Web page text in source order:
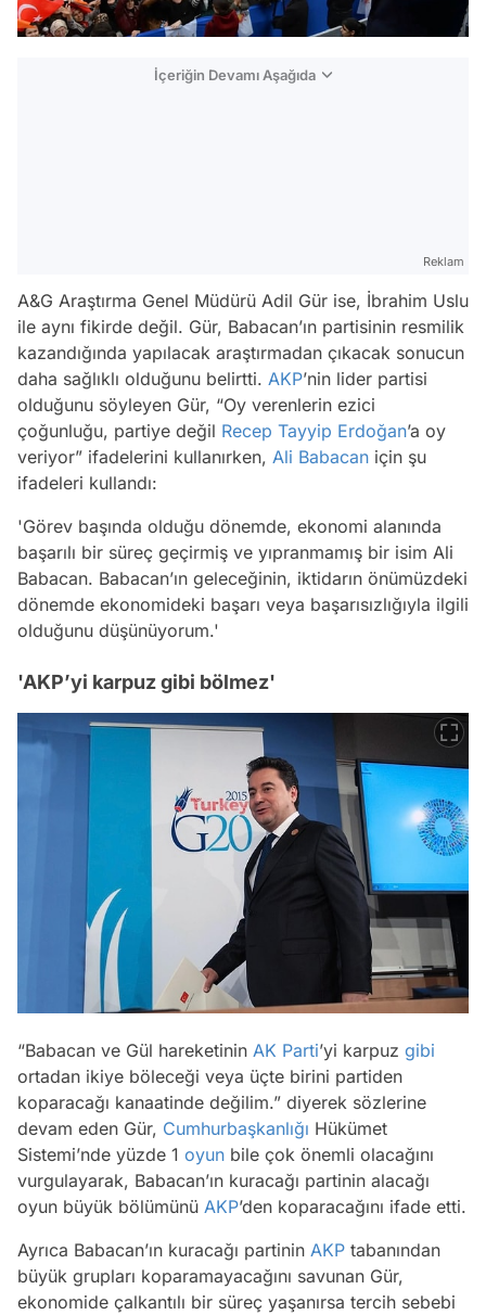
İçeriğin Devamı Aşağıda
Reklam
A&G Araştırma Genel Müdürü Adil Gür ise, İbrahim Uslu
ile aynı fikirde değil. Gür, Babacan’ın partisinin resmilik
kazandığında yapılacak araştırmadan çıkacak sonucun
daha sağlıklı olduğunu belirtti. AKP’nin lider partisi
olduğunu söyleyen Gür, “Oy verenlerin ezici
çoğunluğu, partiye değil Recep Tayyip Erdoğan’a oy
veriyor” ifadelerini kullanırken, Ali Babacan için şu
ifadeleri kullandı:
'Görev başında olduğu dönemde, ekonomi alanında
başarılı bir süreç geçirmiş ve yıpranmamış bir isim Ali
Babacan. Babacan’ın geleceğinin, iktidarın önümüzdeki
dönemde ekonomideki başarı veya başarısızlığıyla ilgili
olduğunu düşünüyorum.'
'AKP’yi karpuz gibi bölmez'
“Babacan ve Gül hareketinin AK Parti’yi karpuz gibi
ortadan ikiye böleceği veya üçte birini partiden
koparacağı kanaatinde değilim.” diyerek sözlerine
devam eden Gür, Cumhurbaşkanlığı Hükümet
Sistemi’nde yüzde 1 oyun bile çok önemli olacağını
vurgulayarak, Babacan’ın kuracağı partinin alacağı
oyun büyük bölümünü AKP’den koparacağını ifade etti.
Ayrıca Babacan’ın kuracağı partinin AKP tabanından
büyük grupları koparamayacağını savunan Gür,
ekonomide çalkantılı bir süreç yaşanırsa tercih sebebi